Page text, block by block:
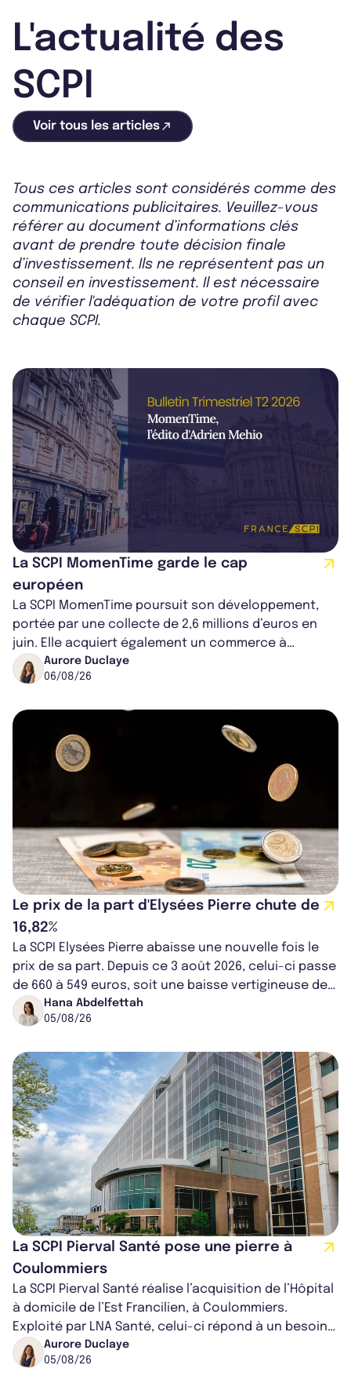
L'actualité des
SCPI
Voir tous les articles
Tous ces articles sont considérés comme des
communications publicitaires. Veuillez-vous
référer au document d’informations clés
avant de prendre toute décision finale
d’investissement. Ils ne représentent pas un
conseil en investissement. Il est nécessaire
de vérifier l'adéquation de votre profil avec
chaque SCPI.
La SCPI MomenTime garde le cap
européen
La SCPI MomenTime poursuit son développement,
portée par une collecte de 2,6 millions d’euros en
juin. Elle acquiert également un commerce à
Worcester, place une plateforme logisti...
Aurore Duclaye
06/08/26
Le prix de la part d'Elysées Pierre chute de
16,82%
La SCPI Elysées Pierre abaisse une nouvelle fois le
prix de sa part. Depuis ce 3 août 2026, celui-ci passe
de 660 à 549 euros, soit une baisse vertigineuse de
16,82%. Cette nouvell...
Hana Abdelfettah
05/08/26
La SCPI Pierval Santé pose une pierre à
Coulommiers
La SCPI Pierval Santé réalise l’acquisition de l’Hôpital
à domicile de l’Est Francilien, à Coulommiers.
Exploité par LNA Santé, celui-ci répond à un besoin
médical croissant, qui s...
Aurore Duclaye
05/08/26